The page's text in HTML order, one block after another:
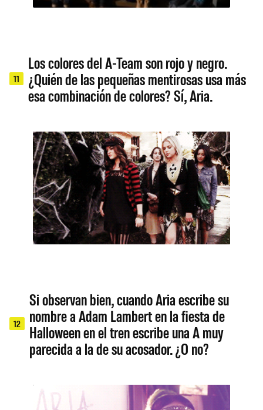
11
Los colores del A-Team son rojo y negro.
¿Quién de las pequeñas mentirosas usa más
esa combinación de colores? Sí, Aria.
12
Si observan bien, cuando Aria escribe su
nombre a Adam Lambert en la fiesta de
Halloween en el tren escribe una A muy
parecida a la de su acosador. ¿O no?